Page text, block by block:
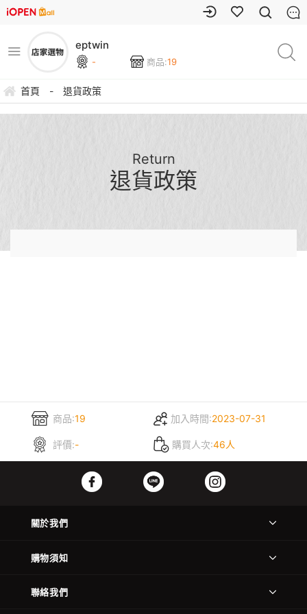
eptwin
- 商品:19
首頁 - 退貨政策
Return
退貨政策
商品:19 加入時間:2023-07-31
評價:- 購買人次:46人
關於我們
購物須知
聯絡我們